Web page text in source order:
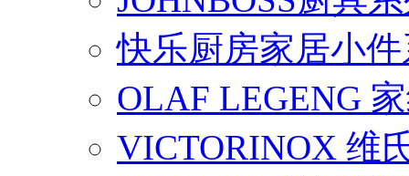
快乐厨房家居小
OLAF LEGENG
VICTORINOX 维